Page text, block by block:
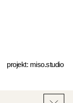
projekt: miso.studio